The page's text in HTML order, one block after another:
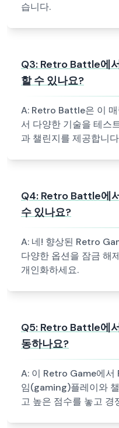
습니다.
Q3: Retro Battle에
할 수 있나요?
A: Retro Battle은 이
서 다양한 기술을 테스
과 챌린지를 제공합니
Q4: Retro Battle에
수 있나요?
A: 네! 향상된 Retro
다양한 옵션을 잠금 해
개인화하세요.
Q5: Retro Battle에
동하나요?
A: 이 Retro Game에
임(gaming)플레이와
고 높은 점수를 놓고 경